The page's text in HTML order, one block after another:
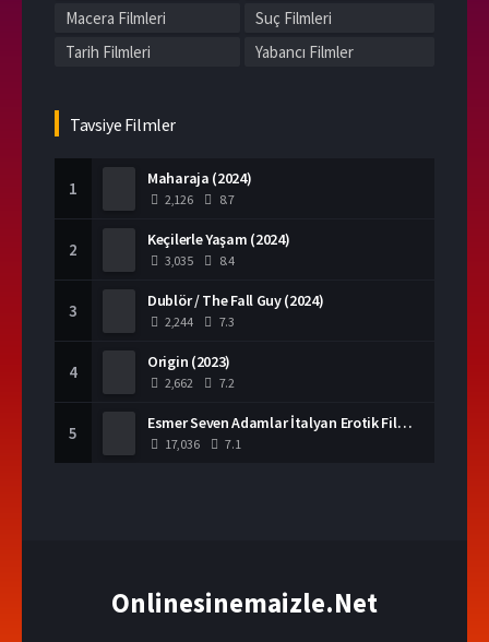
Macera Filmleri
Suç Filmleri
Tarih Filmleri
Yabancı Filmler
Tavsiye Filmler
1 Maharaja (2024)
2,126 8.7
2 Keçilerle Yaşam (2024)
3,035 8.4
3 Dublör / The Fall Guy (2024)
2,244 7.3
4 Origin (2023)
2,662 7.2
5 Esmer Seven Adamlar İtalyan Erotik Filmi izle
17,036 7.1
Onlinesinemaizle.Net